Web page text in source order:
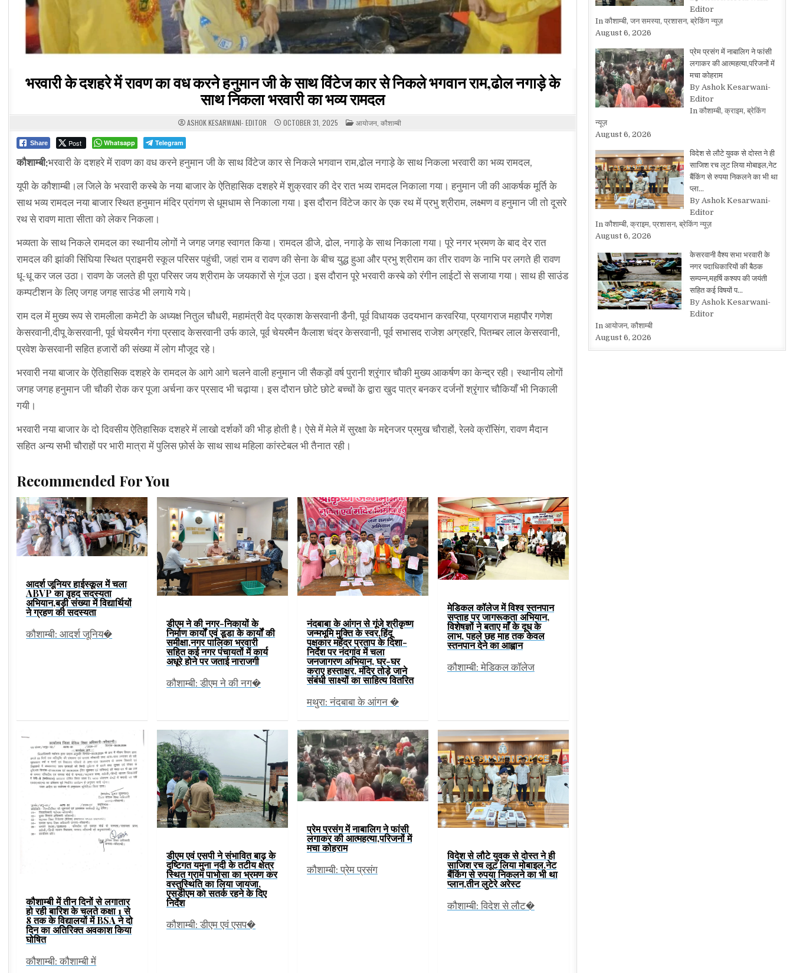
भरवारी के दशहरे में रावण का वध करने हनुमान जी के साथ विंटेज कार से निकले भगवान राम,ढोल नगाड़े के
साथ निकला भरवारी का भव्य रामदल
ASHOK KESARWANI- EDITOR OCTOBER 31, 2025 POSTED
IN
आयोजन कौशाम्बी
Share Post Whatsapp Telegram
कौशाम्बी:भरवारी के दशहरे में रावण का वध करने हनुमान जी के साथ विंटेज कार से निकले भगवान राम,ढोल नगाड़े के साथ निकला भरवारी का भव्य रामदल,
यूपी के कौशाम्बी।ल जिले के भरवारी कस्बे के नया बाजार के ऐतिहासिक दशहरे में शुक्रवार की देर रात भव्य रामदल निकाला गया। हनुमान जी की आकर्षक मूर्ति के
साथ भव्य रामदल नया बाजार स्थित हनुमान मंदिर प्रांगण से धूमधाम से निकाला गया। इस दौरान विंटेज कार के एक रथ में प्रभु श्रीराम, लक्ष्मण व हनुमान जी तो दूसरे
रथ से रावण माता सीता को लेकर निकला।
भव्यता के साथ निकले रामदल का स्थानीय लोगों ने जगह जगह स्वागत किया। रामदल डीजे, ढोल, नगाड़े के साथ निकाला गया। पूरे नगर भ्रमण के बाद देर रात
रामदल की झांकी सिंघिया स्थित प्राइमरी स्कूल परिसर पहुंची, जहां राम व रावण की सेना के बीच युद्ध हुआ और प्रभु श्रीराम का तीर रावण के नाभि पर लगते ही रावण
धू-धू कर जल उठा। रावण के जलते ही पूरा परिसर जय श्रीराम के जयकारों से गूंज उठा। इस दौरान पूरे भरवारी कस्बे को रंगीन लाईटों से सजाया गया। साथ ही साउंड
कम्पटीशन के लिए जगह जगह साउंड भी लगाये गये।
राम दल में मुख्य रूप से रामलीला कमेटी के अध्यक्ष नितुल चौधरी, महामंत्री वेद प्रकाश केसरवानी डैनी, पूर्व विधायक उदयभान करवरिया, प्रयागराज महापौर गणेश
केसरवानी,दीपू केसरवानी, पूर्व चेयरमैन गंगा प्रसाद केसरवानी उर्फ काले, पूर्व चेयरमैन कैलाश चंद्र केसरवानी, पूर्व सभासद राजेश अग्रहरि, पितम्बर लाल केसरवानी,
प्रवेश केसरवानी सहित हजारों की संख्या में लोग मौजूद रहे।
भरवारी नया बाजार के ऐतिहासिक दशहरे के रामदल के आगे आगे चलने वाली हनुमान जी सैकड़ों वर्ष पुरानी श्रृंगार चौकी मुख्य आकर्षण का केन्द्र रही। स्थानीय लोगों
जगह जगह हनुमान जी चौकी रोक कर पूजा अर्चना कर प्रसाद भी चढ़ाया। इस दौरान छोटे छोटे बच्चों के द्वारा खुद पात्र बनकर दर्जनों श्रृंगार चौकियाँ भी निकाली
गयी।
भरवारी नया बाजार के दो दिवसीय ऐतिहासिक दशहरे में लाखो दर्शकों की भीड़ होती है। ऐसे में मेले में सुरक्षा के मद्देनजर प्रमुख चौराहों, रेलवे क्रॉसिंग, रावण मैदान
सहित अन्य सभी चौराहों पर भारी मात्रा में पुलिस फ़ोर्स के साथ साथ महिला कांस्टेबल भी तैनात रही।
Recommended For You
आदर्श जूनियर हाईस्कूल में चला
ABVP का वृहद सदस्यता
अभियान,बड़ी संख्या में विद्यार्थियों
ने ग्रहण की सदस्यता
कौशाम्बी: आदर्श जूनिय�
डीएम ने की नगर-निकायों के
निर्माण कार्यों एवं डूडा के कार्यों की
समीक्षा,नगर पालिका भरवारी
सहित कई नगर पंचायतों में कार्य
अधूरे होने पर जताई नाराजगी
कौशाम्बी: डीएम ने की नग�
नंदबाबा के आंगन से गूंजे श्रीकृष्ण
जन्मभूमि मुक्ति के स्वर,हिंदू
पक्षकार महेंद्र प्रताप के दिशा-
निर्देश पर नंदगांव में चला
जनजागरण अभियान, घर-घर
कराए हस्ताक्षर, मंदिर तोड़े जाने
संबंधी साक्ष्यों का साहित्य वितरित
मथुरा: नंदबाबा के आंगन �
मेडिकल कॉलेज में विश्व स्तनपान
सप्ताह पर जागरूकता अभियान,
विशेषज्ञों ने बताए माँ के दूध के
लाभ, पहले छह माह तक केवल
स्तनपान देने का आह्वान
कौशाम्बी: मेडिकल कॉलेज
कौशाम्बी में तीन दिनों से लगातार
हो रही बारिश के चलते कक्षा 1 से
8 तक के विद्यालयों में BSA ने दो
दिन का अतिरिक्त अवकाश किया
घोषित
कौशाम्बी: कौशाम्बी में
डीएम एवं एसपी ने संभावित बाढ़ के
दृष्टिगत यमुना नदी के तटीय क्षेत्र
स्थित ग्राम पाभोसा का भ्रमण कर
वस्तुस्थिति का लिया जायजा,
एसडीएम को सतर्क रहने के दिए
निर्देश
कौशाम्बी: डीएम एवं एसप�
प्रेम प्रसंग में नाबालिग ने फांसी
लगाकर की आत्महत्या,परिजनों में
मचा कोहराम
कौशाम्बी: प्रेम प्रसंग
विदेश से लौटे युवक से दोस्त ने ही
साजिश रच लूट लिया मोबाइल,नेट
बैंकिंग से रुपया निकलने का भी था
प्लान,तीन लुटेरे अरेस्ट
कौशाम्बी: विदेश से लौट�
Editor
In कौशाम्बी, जन समस्या, प्रशासन, ब्रेकिंग न्यूज़
August 6, 2026
प्रेम प्रसंग में नाबालिग ने फांसी
लगाकर की आत्महत्या,परिजनों में
मचा कोहराम
By Ashok Kesarwani-
Editor
In कौशाम्बी, क्राइम, ब्रेकिंग
न्यूज़
August 6, 2026
विदेश से लौटे युवक से दोस्त ने ही
साजिश रच लूट लिया मोबाइल,नेट
बैंकिंग से रुपया निकलने का भी था
प्ला…
By Ashok Kesarwani-
Editor
In कौशाम्बी, क्राइम, प्रशासन, ब्रेकिंग न्यूज़
August 6, 2026
केसरवानी वैश्य सभा भरवारी के
नगर पदाधिकारियों की बैठक
सम्पन्न,महर्षि कश्यप की जयंती
सहित कई विषयों प…
By Ashok Kesarwani-
Editor
In आयोजन, कौशाम्बी
August 6, 2026